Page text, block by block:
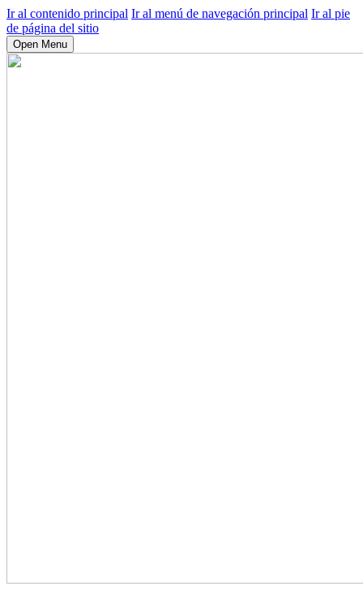
Ir al contenido principal Ir al menú de navegación principal Ir al pie
de página del sitio
Open Menu